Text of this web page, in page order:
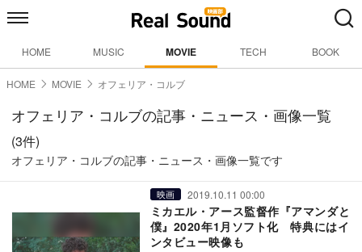
HOME MUSIC MOVIE TECH BOOK
HOME MOVIE オフェリア・コルブ
オフェリア・コルブの記事・ニュース・画像一覧
(3件)
オフェリア・コルブの記事・ニュース・画像一覧です
映画 2019.10.11 00:00
ミカエル・アース監督作『アマンダと
僕』2020年1月ソフト化 特典にはイ
ンタビュー映像も